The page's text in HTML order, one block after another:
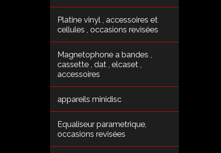
Platine vinyl , accessoires et
cellules , occasions revisées
Magnetophone a bandes ,
cassette , dat , elcaset ,
accessoires
appareils minidisc
Equaliseur parametrique,
occasions revisées